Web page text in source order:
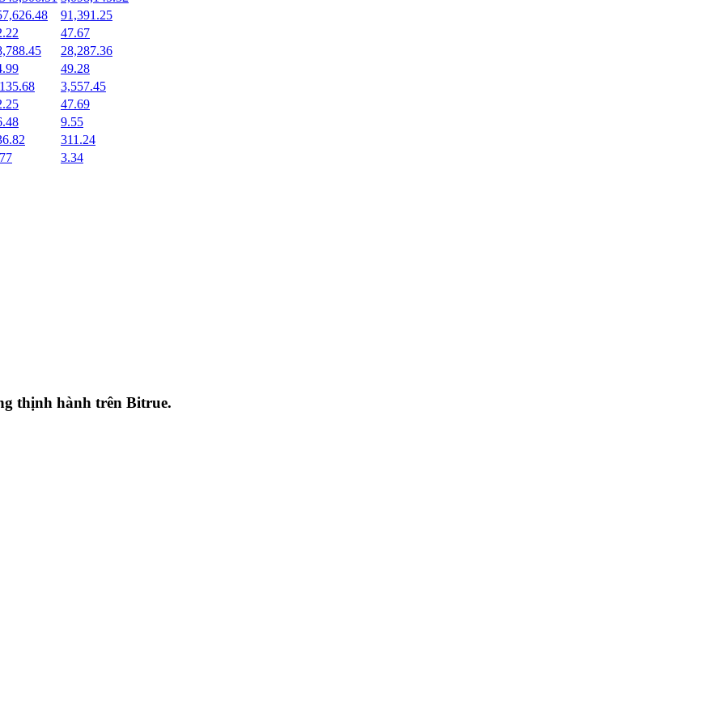
91,391.25
47.67
28,287.36
49.28
3,557.45
47.69
9.55
311.24
3.34
thịnh hành trên Bitrue.